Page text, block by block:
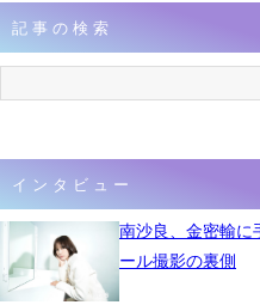
記事の検索
インタビュー
南沙良、金密輸
ール撮影の裏側